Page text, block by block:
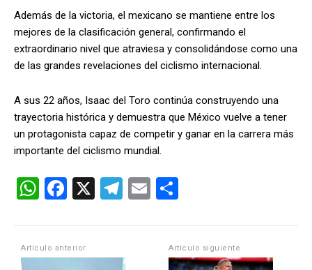
Además de la victoria, el mexicano se mantiene entre los
mejores de la clasificación general, confirmando el
extraordinario nivel que atraviesa y consolidándose como una
de las grandes revelaciones del ciclismo internacional.
A sus 22 años, Isaac del Toro continúa construyendo una
trayectoria histórica y demuestra que México vuelve a tener
un protagonista capaz de competir y ganar en la carrera más
importante del ciclismo mundial.
W
s
F
b
X
T
gr
E
p
Artículo anterior Artículo siguiente